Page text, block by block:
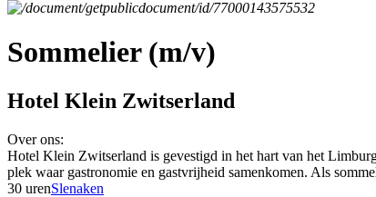
Sommelier (m/v)
Hotel Klein Zwitserland
Over ons:
Hotel Klein Zwitserland is gevestigd in het hart van het
plek waar gastronomie en gastvrijheid samenkomen. Als
30 urenSlenaken